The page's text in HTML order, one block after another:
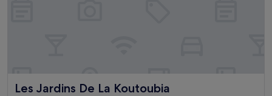
Les Jardins De La Koutoubia
Les Jardins De La Koutoubia